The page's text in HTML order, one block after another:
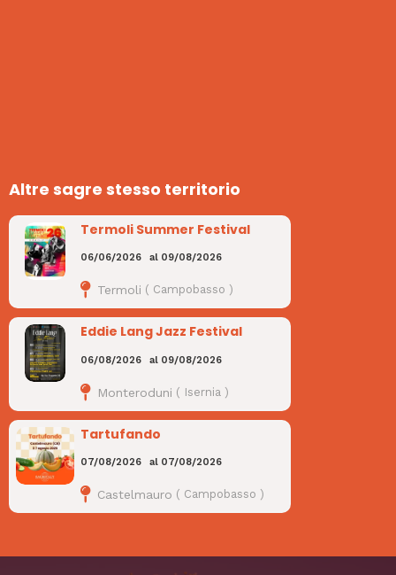
Altre sagre stesso territorio
Termoli Summer Festival
06/06/2026 al 09/08/2026
Termoli ( Campobasso )
Eddie Lang Jazz Festival
06/08/2026 al 09/08/2026
Monteroduni ( Isernia )
Tartufando
07/08/2026 al 07/08/2026
Castelmauro ( Campobasso )